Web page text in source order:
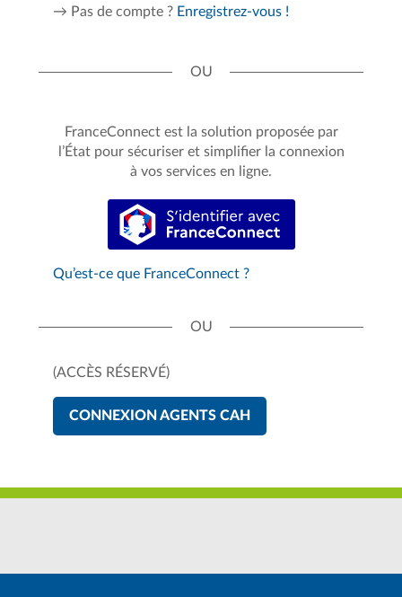
→ Pas de compte ? Enregistrez-vous !
FranceConnect est la solution proposée par
l’État pour sécuriser et simplifier la connexion
à vos services en ligne.
S’identifier avec FranceConnect
Qu’est-ce que FranceConnect ?
(ACCÈS RÉSERVÉ)
CONNEXION AGENTS CAH